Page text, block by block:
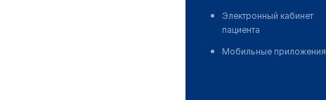
Электронный кабинет
пациента
Мобильные приложения